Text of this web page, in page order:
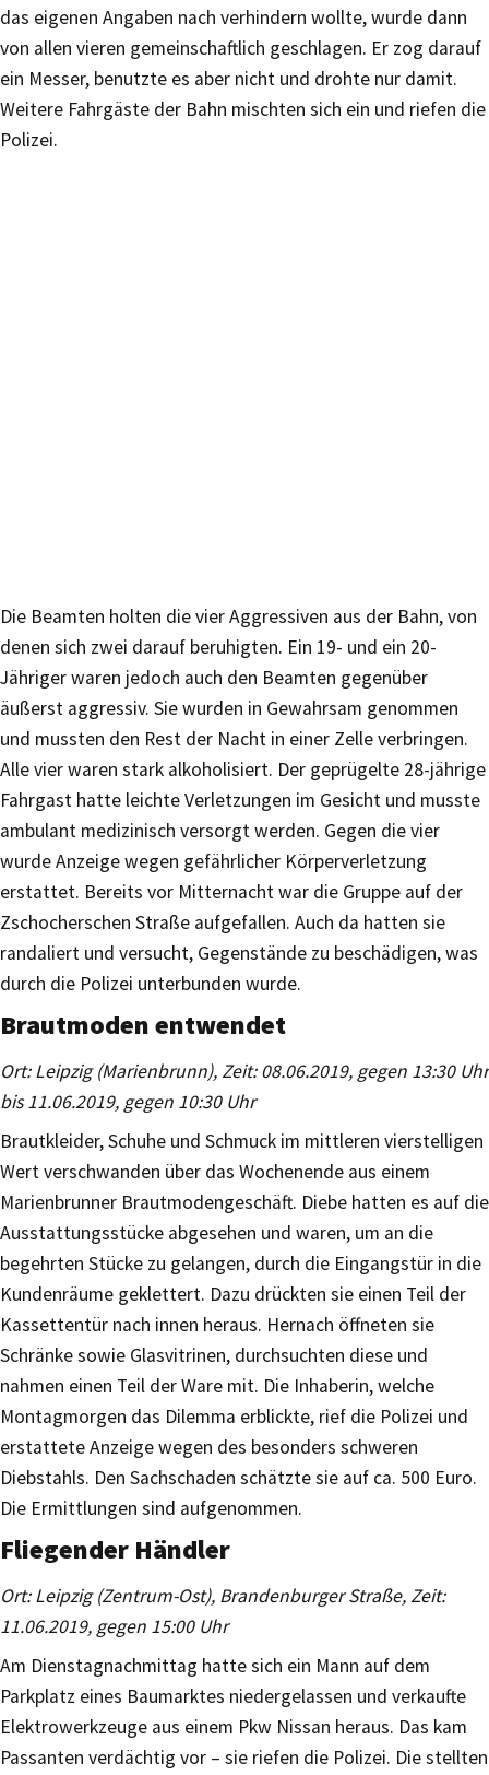
das eigenen Angaben nach verhindern wollte, wurde dann
von allen vieren gemeinschaftlich geschlagen. Er zog darauf
ein Messer, benutzte es aber nicht und drohte nur damit.
Weitere Fahrgäste der Bahn mischten sich ein und riefen die
Polizei.
Die Beamten holten die vier Aggressiven aus der Bahn, von
denen sich zwei darauf beruhigten. Ein 19- und ein 20-
Jähriger waren jedoch auch den Beamten gegenüber
äußerst aggressiv. Sie wurden in Gewahrsam genommen
und mussten den Rest der Nacht in einer Zelle verbringen.
Alle vier waren stark alkoholisiert. Der geprügelte 28-jährige
Fahrgast hatte leichte Verletzungen im Gesicht und musste
ambulant medizinisch versorgt werden. Gegen die vier
wurde Anzeige wegen gefährlicher Körperverletzung
erstattet. Bereits vor Mitternacht war die Gruppe auf der
Zschocherschen Straße aufgefallen. Auch da hatten sie
randaliert und versucht, Gegenstände zu beschädigen, was
durch die Polizei unterbunden wurde.
Brautmoden entwendet
Ort: Leipzig (Marienbrunn), Zeit: 08.06.2019, gegen 13:30 Uhr
bis 11.06.2019, gegen 10:30 Uhr
Brautkleider, Schuhe und Schmuck im mittleren vierstelligen
Wert verschwanden über das Wochenende aus einem
Marienbrunner Brautmodengeschäft. Diebe hatten es auf die
Ausstattungsstücke abgesehen und waren, um an die
begehrten Stücke zu gelangen, durch die Eingangstür in die
Kundenräume geklettert. Dazu drückten sie einen Teil der
Kassettentür nach innen heraus. Hernach öffneten sie
Schränke sowie Glasvitrinen, durchsuchten diese und
nahmen einen Teil der Ware mit. Die Inhaberin, welche
Montagmorgen das Dilemma erblickte, rief die Polizei und
erstattete Anzeige wegen des besonders schweren
Diebstahls. Den Sachschaden schätzte sie auf ca. 500 Euro.
Die Ermittlungen sind aufgenommen.
Fliegender Händler
Ort: Leipzig (Zentrum-Ost), Brandenburger Straße, Zeit:
11.06.2019, gegen 15:00 Uhr
Am Dienstagnachmittag hatte sich ein Mann auf dem
Parkplatz eines Baumarktes niedergelassen und verkaufte
Elektrowerkzeuge aus einem Pkw Nissan heraus. Das kam
Passanten verdächtig vor – sie riefen die Polizei. Die stellten